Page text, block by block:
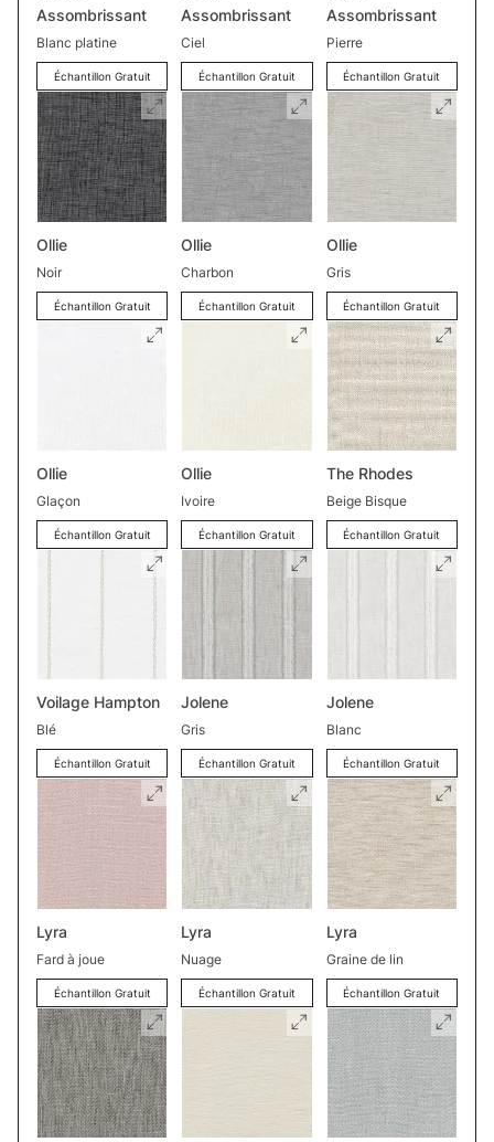
Assombrissant
Blanc platine
Échantillon Gratuit
Assombrissant
Ciel
Échantillon Gratuit
Assombrissant
Pierre
Échantillon Gratuit
Ollie
Noir
Échantillon Gratuit
Ollie
Charbon
Échantillon Gratuit
Ollie
Gris
Échantillon Gratuit
Ollie
Glaçon
Échantillon Gratuit
Ollie
Ivoire
Échantillon Gratuit
The Rhodes
Beige Bisque
Échantillon Gratuit
Voilage Hampton
Blé
Échantillon Gratuit
Jolene
Gris
Échantillon Gratuit
Jolene
Blanc
Échantillon Gratuit
Lyra
Fard à joue
Échantillon Gratuit
Lyra
Nuage
Échantillon Gratuit
Lyra
Graine de lin
Échantillon Gratuit